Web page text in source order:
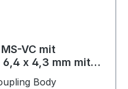
VC mit
x 4,3 mm mit
Body